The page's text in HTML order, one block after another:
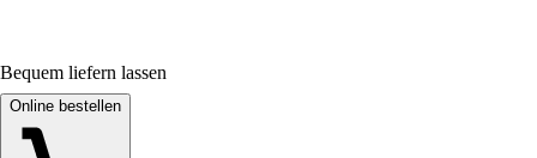
Bequem liefern lassen
Online bestellen